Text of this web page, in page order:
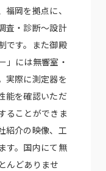
岡を拠点に、
査・診断～設計
です。また御殿
」には無響室・
実際に測定器を
能を確認いただ
ることができま
紹介の映像、工
す。国内にて無
んどありませ